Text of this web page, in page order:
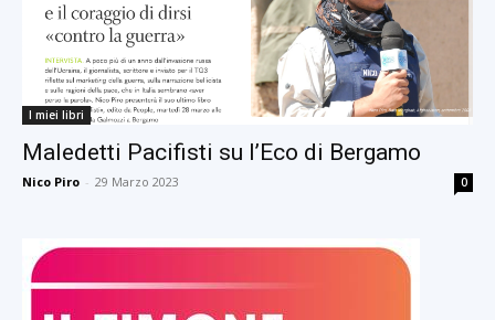
I miei libri
Maledetti Pacifisti su l’Eco di Bergamo
Nico Piro - 29 Marzo 2023 0